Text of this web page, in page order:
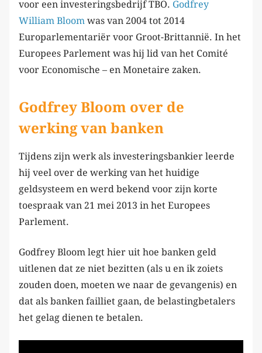
voor een investeringsbedrijf TBO. Godfrey
William Bloom was van 2004 tot 2014
Europarlementariër voor Groot-Brittannië. In het
Europees Parlement was hij lid van het Comité
voor Economische – en Monetaire zaken.
Godfrey Bloom over de
werking van banken
Tijdens zijn werk als investeringsbankier leerde
hij veel over de werking van het huidige
geldsysteem en werd bekend voor zijn korte
toespraak van 21 mei 2013 in het Europees
Parlement.
Godfrey Bloom legt hier uit hoe banken geld
uitlenen dat ze niet bezitten (als u en ik zoiets
zouden doen, moeten we naar de gevangenis) en
dat als banken failliet gaan, de belastingbetalers
het gelag dienen te betalen.